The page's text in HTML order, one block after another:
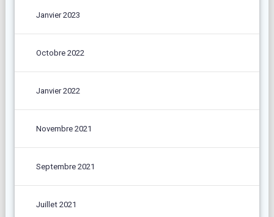
Janvier 2023
Octobre 2022
Janvier 2022
Novembre 2021
Septembre 2021
Juillet 2021